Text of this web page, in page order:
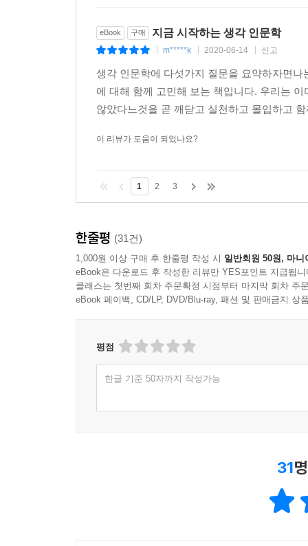
eBook 구매 지금 시작하는 생각 인문학
m*****k 2020-06-14 신고
생각 인문학에 다섯가지 질문을 요약하자면
에 대해 함께 고민해 보는 책입니다. 우리는
않았다느것을 곧 깨닫고 실천하고 몰입하고
이 리뷰가 도움이 되었나요?
1 2 3
한줄평 (31건)
1,000원 이상 구매 후 한줄평 작성 시 일반회원 50원, 마니
eBook은 다운로드 후 작성한 리뷰만 YES포인트 지급됩니
클래스는 첫번째 회차 주문확정 시점부터 마지막 회차 주
eBook 페이백, CD/LP, DVD/Blu-ray, 패션 및 판매금지 상
평점
한글 기준 50자까지 작성가능
31